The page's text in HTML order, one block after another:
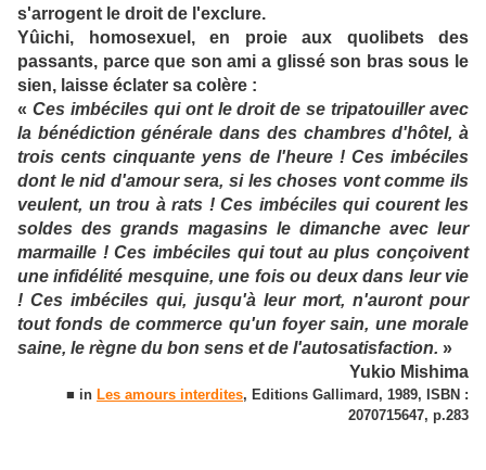
s'arrogent le droit de l'exclure.
Yûichi, homosexuel, en proie aux quolibets des
passants, parce que son ami a glissé son bras sous le
sien, laisse éclater sa colère :
« Ces imbéciles qui ont le droit de se tripatouiller avec
la bénédiction générale dans des chambres d'hôtel, à
trois cents cinquante yens de l'heure ! Ces imbéciles
dont le nid d'amour sera, si les choses vont comme ils
veulent, un trou à rats ! Ces imbéciles qui courent les
soldes des grands magasins le dimanche avec leur
marmaille ! Ces imbéciles qui tout au plus conçoivent
une infidélité mesquine, une fois ou deux dans leur vie
! Ces imbéciles qui, jusqu'à leur mort, n'auront pour
tout fonds de commerce qu'un foyer sain, une morale
saine, le règne du bon sens et de l'autosatisfaction. »
Yukio Mishima
■ in Les amours interdites, Editions Gallimard, 1989, ISBN :
2070715647, p.283